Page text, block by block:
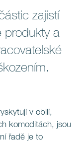
zajistí
produkty a
v obilí,
komoditách, jsou
řadě je to